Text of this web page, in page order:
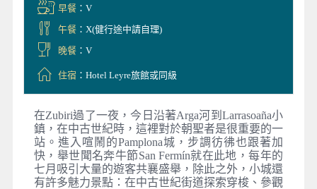
早餐：V
午餐：X(健行途中請自理)
晚餐：V
住宿：Hotel Leyre旅館或同級
在Zubiri過了一夜，今日沿著Arga河到Larrasoaña小
鎮，在中古世紀時，這裡對於朝聖者是很重要的一
站。進入喧鬧的Pamplona城，步調彷彿也跟著加
快，舉世聞名奔牛節San Fermín就在此地，每年的
七月吸引大量的遊客共襄盛舉，除此之外，小城還
有許多魅力景點：在中古世紀街道探索穿梭、參觀